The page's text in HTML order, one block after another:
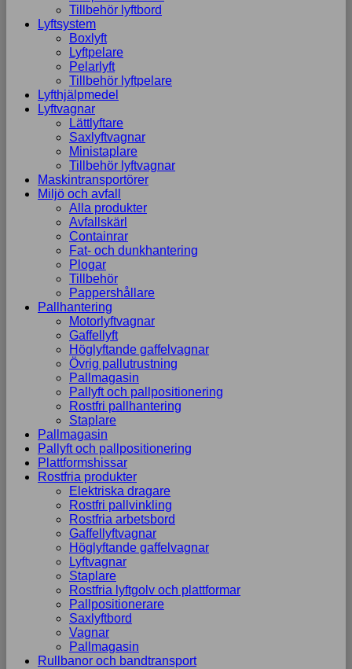
Tillbehör lyftbord
Lyftsystem
Boxlyft
Lyftpelare
Pelarlyft
Tillbehör lyftpelare
Lyfthjälpmedel
Lyftvagnar
Lättlyftare
Saxlyftvagnar
Ministaplare
Tillbehör lyftvagnar
Maskintransportörer
Miljö och avfall
Alla produkter
Avfallskärl
Containrar
Fat- och dunkhantering
Plogar
Tillbehör
Pappershållare
Pallhantering
Motorlyftvagnar
Gaffellyft
Höglyftande gaffelvagnar
Övrig pallutrustning
Pallmagasin
Pallyft och pallpositionering
Rostfri pallhantering
Staplare
Pallmagasin
Pallyft och pallpositionering
Plattformshissar
Rostfria produkter
Elektriska dragare
Rostfri pallvinkling
Rostfria arbetsbord
Gaffellyftvagnar
Höglyftande gaffelvagnar
Lyftvagnar
Staplare
Rostfria lyftgolv och plattformar
Pallpositionerare
Saxlyftbord
Vagnar
Pallmagasin
Rullbanor och bandtransport